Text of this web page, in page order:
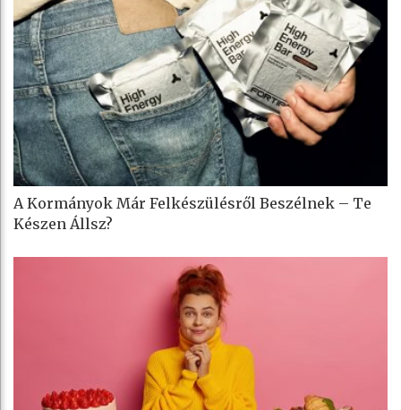
A Kormányok Már Felkészülésről Beszélnek – Te
Készen Állsz?